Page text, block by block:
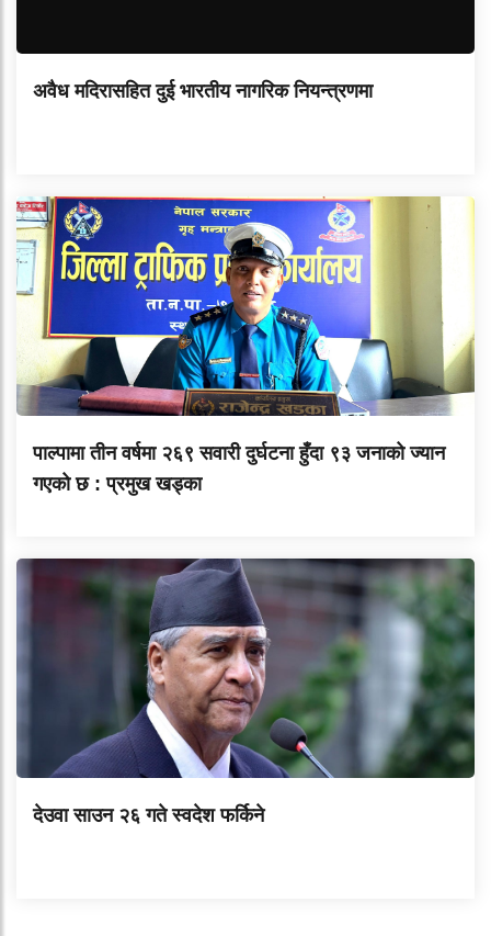
अवैध मदिरासहित दुई भारतीय नागरिक नियन्त्रणमा
पाल्पामा तीन वर्षमा २६९ सवारी दुर्घटना हुँदा ९३ जनाको ज्यान
गएको छ : प्रमुख खड्का
देउवा साउन २६ गते स्वदेश फर्किने